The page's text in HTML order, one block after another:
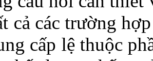
cả các trường
cấp lệ thuộc